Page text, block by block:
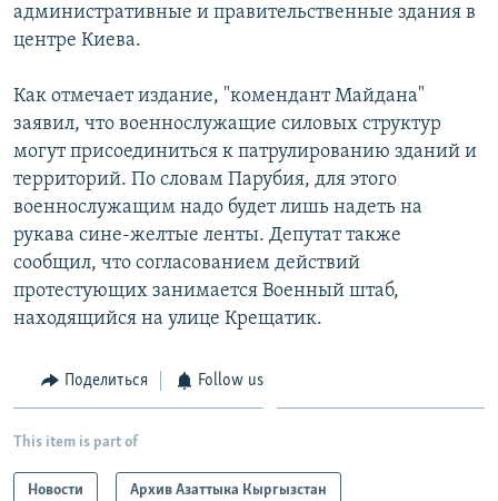
административные и правительственные здания в
центре Киева.
Как отмечает издание, "комендант Майдана"
заявил, что военнослужащие силовых структур
могут присоединиться к патрулированию зданий и
территорий. По словам Парубия, для этого
военнослужащим надо будет лишь надеть на
рукава сине-желтые ленты. Депутат также
сообщил, что согласованием действий
протестующих занимается Военный штаб,
находящийся на улице Крещатик.
Поделиться Follow us
This item is part of
Новости Архив Азаттыка Кыргызстан